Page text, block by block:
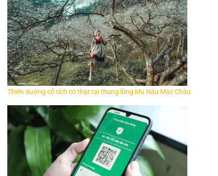
Thiên đường cổ tích có thật tại thung lũng Mu Náu Mộc Châu